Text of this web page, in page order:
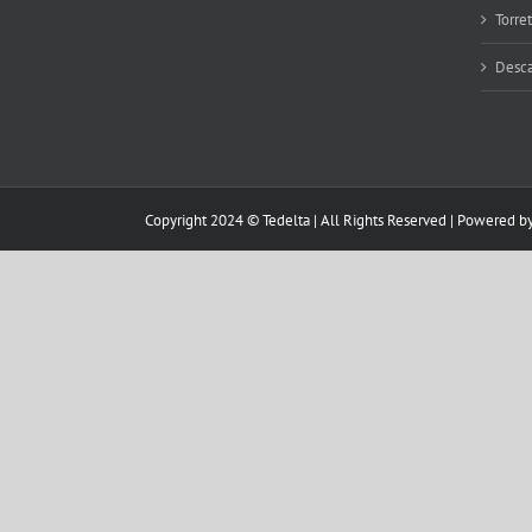
Copyright 2024 © Tedelta | All Rights Reserved | Powered